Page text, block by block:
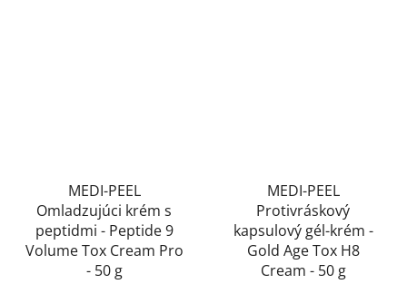
MEDI-PEEL
Omladzujúci krém s
peptidmi - Peptide 9
Volume Tox Cream Pro
- 50 g
MEDI-PEEL
Protivráskový
kapsulový gél-krém -
Gold Age Tox H8
Cream - 50 g